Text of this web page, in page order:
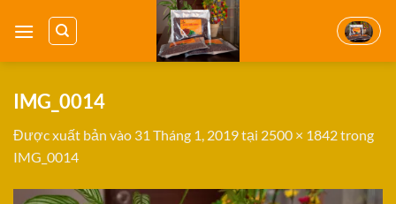
qua
IMG_0014
Được xuất bản vào 31 Tháng 1, 2019tại 2500 × 1842trong
IMG_0014